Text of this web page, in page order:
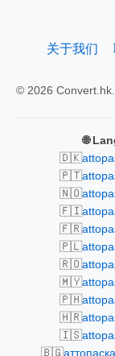
关于我们
© 2026
🌐
🇩🇰
🇵🇹
🇳🇴
🇫🇮
🇫🇷
🇵🇱
🇷🇴
🇲🇾
🇵🇭
🇭🇷
🇮🇸
🇧🇬